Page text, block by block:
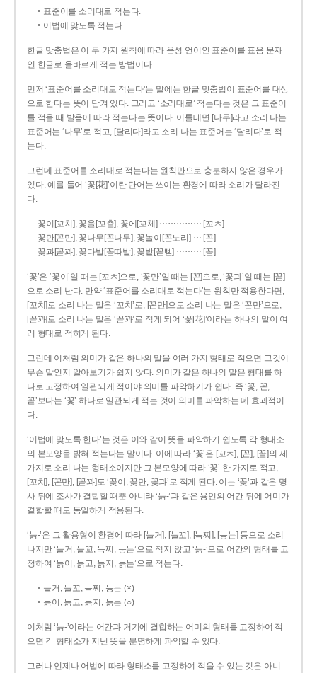
표준어를 소리대로 적는다.
어법에 맞도록 적는다.
한글 맞춤법은 이 두 가지 원칙에 따라 음성 언어인 표준어를 표음 문자
인 한글로 올바르게 적는 방법이다.
먼저 ‘표준어를 소리대로 적는다’는 말에는 한글 맞춤법이 표준어를 대상
으로 한다는 뜻이 담겨 있다. 그리고 ‘소리대로’ 적는다는 것은 그 표준어
를 적을 때 발음에 따라 적는다는 뜻이다. 이를테면 [나무]라고 소리 나는
표준어는 ‘나무’로 적고, [달리다]라고 소리 나는 표준어는 ‘달리다’로 적
는다.
그런데 표준어를 소리대로 적는다는 원칙만으로 충분하지 않은 경우가
있다. 예를 들어 ‘꽃[花]’이란 단어는 쓰이는 환경에 따라 소리가 달라진
다.
꽃이[꼬치], 꽃을[꼬츨], 꽃에[꼬체] …………… [꼬ㅊ]
꽃만[꼰만], 꽃나무[꼰나무], 꽃놀이[꼰노리] … [꼰]
꽃과[꼳꽈], 꽃다발[꼳따발], 꽃밭[꼳빧] ……… [꼳]
‘꽃’은 ‘꽃이’일 때는 [꼬ㅊ]으로, ‘꽃만’일 때는 [꼰]으로, ‘꽃과’일 때는 [꼳]
으로 소리 난다. 만약 ‘표준어를 소리대로 적는다’는 원칙만 적용한다면,
[꼬치]로 소리 나는 말은 ‘꼬치’로, [꼰만]으로 소리 나는 말은 ‘꼰만’으로,
[꼳꽈]로 소리 나는 말은 ‘꼳꽈’로 적게 되어 ‘꽃[花]’이라는 하나의 말이 여
러 형태로 적히게 된다.
그런데 이처럼 의미가 같은 하나의 말을 여러 가지 형태로 적으면 그것이
무슨 말인지 알아보기가 쉽지 않다. 의미가 같은 하나의 말은 형태를 하
나로 고정하여 일관되게 적어야 의미를 파악하기가 쉽다. 즉 ‘꽃, 꼰,
꼳’보다는 ‘꽃’ 하나로 일관되게 적는 것이 의미를 파악하는 데 효과적이
다.
‘어법에 맞도록 한다’는 것은 이와 같이 뜻을 파악하기 쉽도록 각 형태소
의 본모양을 밝혀 적는다는 말이다. 이에 따라 ‘꽃’은 [꼬ㅊ], [꼰], [꼳]의 세
가지로 소리 나는 형태소이지만 그 본모양에 따라 ‘꽃’ 한 가지로 적고,
[꼬치], [꼰만], [꼳꽈]도 ‘꽃이, 꽃만, 꽃과’로 적게 된다. 이는 ‘꽃’과 같은 명
사 뒤에 조사가 결합할 때뿐 아니라 ‘늙-’과 같은 용언의 어간 뒤에 어미가
결합할 때도 동일하게 적용된다.
‘늙-’은 그 활용형이 환경에 따라 [늘거], [늘꼬], [늑찌], [능는] 등으로 소리
나지만 ‘늘거, 늘꼬, 늑찌, 능는’으로 적지 않고 ‘늙-’으로 어간의 형태를 고
정하여 ‘늙어, 늙고, 늙지, 늙는’으로 적는다.
늘거, 늘꼬, 늑찌, 능는 (×)
늙어, 늙고, 늙지, 늙는 (○)
이처럼 ‘늙-­’이라는 어간과 거기에 결합하는 어미의 형태를 고정하여 적
으면 각 형태소가 지닌 뜻을 분명하게 파악할 수 있다.
그러나 언제나 어법에 따라 형태소를 고정하여 적을 수 있는 것은 아니